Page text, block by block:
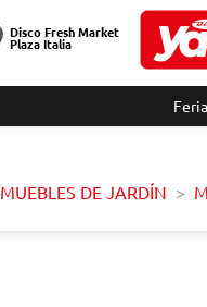
Disco Fresh Market
Plaza Italia
MUEBLES DE JARDÍN